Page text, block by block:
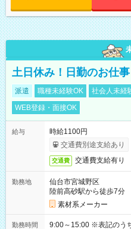
土日休み！日勤のお仕
派遣 職種未経験OK 社会人未経
WEB登録・面接OK
給与
時給1100円
交通費別途支給あり
交通費 交通費支給有り
勤務地
仙台市宮城野区
陸前高砂駅から徒歩7分
素材系メーカー
勤務時間 9:00～15:00 ※